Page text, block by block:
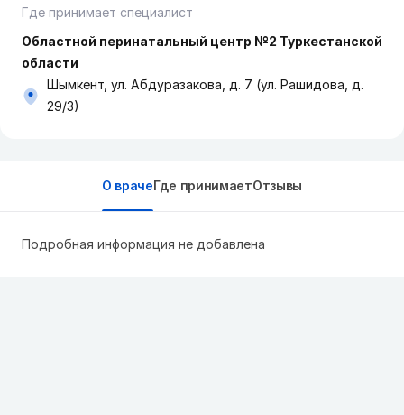
Где принимает специалист
Областной перинатальный центр №2 Туркестанской
области
Шымкент, ул. Абдуразакова, д. 7 (ул. Рашидова, д.
29/3)
О врачеГде принимаетОтзывы
Подробная информация не добавлена